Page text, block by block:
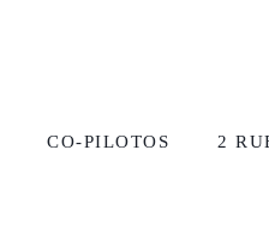
CO-PILOTOS 2